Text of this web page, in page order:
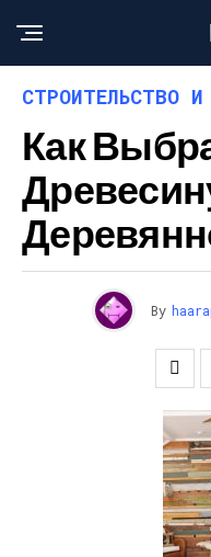
СТРОИТЕЛЬСТВО
Как
By